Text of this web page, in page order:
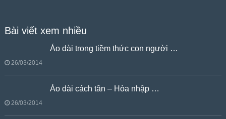
Bài viết xem nhiều
Áo dài trong tiềm thức con người …
26/03/2014
Áo dài cách tân – Hòa nhập …
26/03/2014